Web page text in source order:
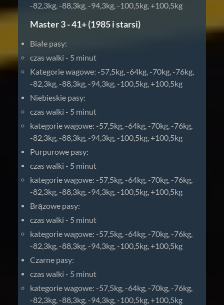
-82,3kg, -88,3kg, -94,3kg, -100,5kg, +100,5kg
Master 3 - 41+ (1985 i starsi)
Białe pasy:
czas walki - 5 minut
Kategorie wagowe: -57,5kg, -64kg, -70kg, -76kg,
-82,3kg, -88,3kg, -94,3kg, -100,5kg, +100,5kg
Niebieskie pasy:
czas walki - 5 minut
kategorie wagowe: -57,5kg, -64kg, -70kg, -76kg,
-82,3kg, -88,3kg, -94,3kg, -100,5kg, +100,5kg
Purpurowe pasy:
czas walki - 5 minut
kategorie wagowe: -57,5kg, -64kg, -70kg, -76kg,
-82,3kg, -88,3kg, -94,3kg, -100,5kg, +100,5kg
Brązowe pasy:
czas walki - 5 minut
kategorie wagowe: -57,5kg, -64kg, -70kg, -76kg,
-82,3kg, -88,3kg, -94,3kg, -100,5kg, +100,5kg
Czarne pasy:
czas walki - 5 minut
kategorie wagowe: -57,5kg, -64kg, -70kg, -76kg,
-82,3kg, -88,3kg, -94,3kg, -100,5kg, +100,5kg